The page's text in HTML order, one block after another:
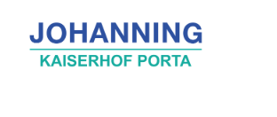
Inhalt
springen